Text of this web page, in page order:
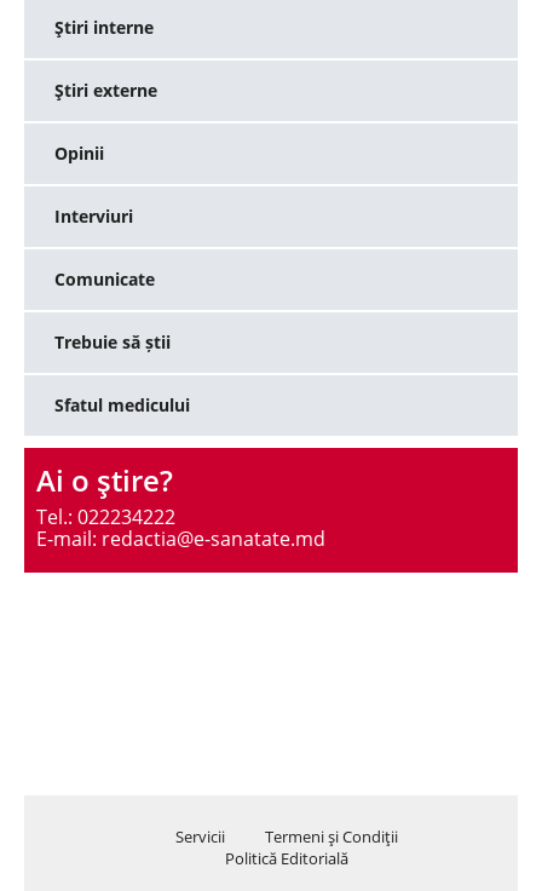
Ştiri interne
Ştiri externe
Opinii
Interviuri
Comunicate
Trebuie să știi
Sfatul medicului
Ai o ştire?
Tel.: 022234222
E-mail: redactia@e-sanatate.md
Servicii
Termeni şi Condiţii
Politică Editorială